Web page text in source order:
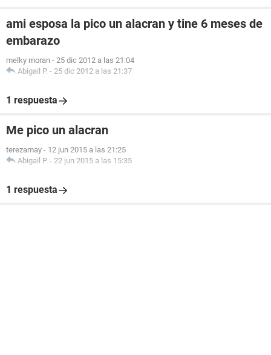
ami esposa la pico un alacran y tine 6 meses de
embarazo
melky moran - 25 dic 2012 a las 21:04
Abigail P. - 25 dic 2012 a las 21:37
1 respuesta
Me pico un alacran
terezamay - 12 jun 2015 a las 21:25
Abigail P. - 22 jun 2015 a las 15:35
1 respuesta